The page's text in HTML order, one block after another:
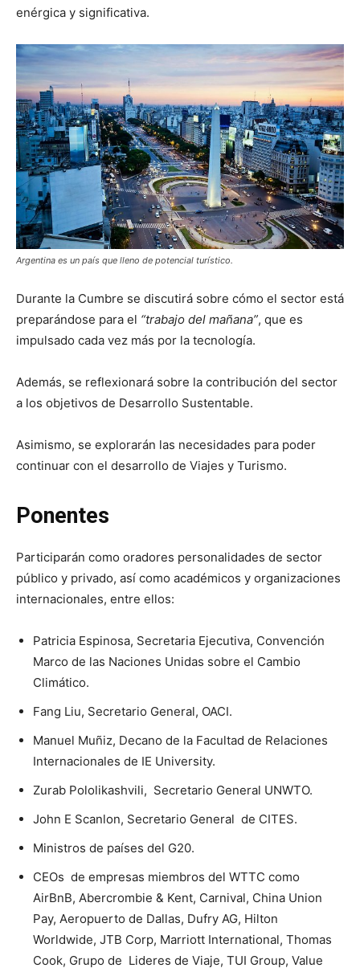
enérgica y significativa.
Argentina es un país que lleno de potencial turístico.
Durante la Cumbre se discutirá sobre cómo el sector está
preparándose para el “trabajo del mañana”, que es
impulsado cada vez más por la tecnología.
Además, se reflexionará sobre la contribución del sector
a los objetivos de Desarrollo Sustentable.
Asimismo, se explorarán las necesidades para poder
continuar con el desarrollo de Viajes y Turismo.
Ponentes
Participarán como oradores personalidades de sector
público y privado, así como académicos y organizaciones
internacionales, entre ellos:
Patricia Espinosa, Secretaria Ejecutiva, Convención
Marco de las Naciones Unidas sobre el Cambio
Climático.
Fang Liu, Secretario General, OACI.
Manuel Muñiz, Decano de la Facultad de Relaciones
Internacionales de IE University.
Zurab Pololikashvili, Secretario General UNWTO.
John E Scanlon, Secretario General de CITES.
Ministros de países del G20.
CEOs de empresas miembros del WTTC como
AirBnB, Abercrombie & Kent, Carnival, China Union
Pay, Aeropuerto de Dallas, Dufry AG, Hilton
Worldwide, JTB Corp, Marriott International, Thomas
Cook, Grupo de Lideres de Viaje, TUI Group, Value